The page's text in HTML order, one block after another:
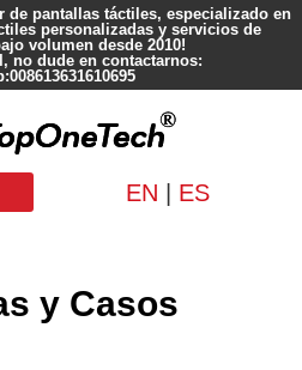
de pantallas táctiles, especializado en
personalizadas y servicios de
volumen desde 2010!
no dude en contactarnos:
EN ES
y Casos